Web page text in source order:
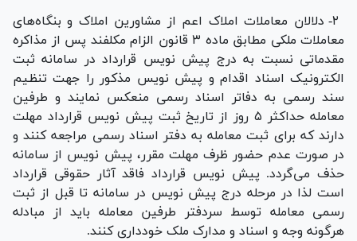
۲- دلالان معاملات املاک اعم از مشاورین املاک و بنگاه‌های
معاملات ملکی مطابق ماده ۳ قانون الزام مکلفند پس از مذاکره
مقدماتی نسبت به درج پیش نویس قرارداد در سامانه ثبت
الکترونیک اسناد اقدام و پیش نویس مذکور را جهت تنظیم
سند رسمی به دفاتر اسناد رسمی منعکس نمایند و طرفین
معامله حداکثر ۵ روز از تاریخ ثبت پیش نویس قرارداد مهلت
دارند که برای ثبت معامله به دفتر اسناد رسمی مراجعه کنند و
در صورت عدم حضور ظرف مهلت مقرر، پیش نویس از سامانه
حذف می‌گردد. پیش نویس قرارداد فاقد آثار حقوقی قرارداد
است لذا در مرحله درج پیش نویس در سامانه تا قبل از ثبت
رسمی معامله توسط سردفتر طرفین معامله باید از مبادله
هرگونه وجه و اسناد و مدارک ملک خودداری کنند.